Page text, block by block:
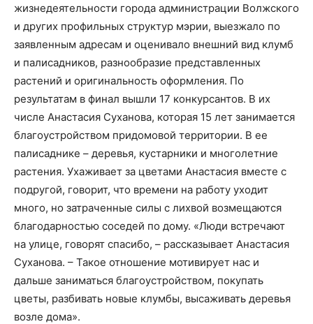
жизнедеятельности города администрации Волжского
и других профильных структур мэрии, выезжало по
заявленным адресам и оценивало внешний вид клумб
и палисадников, разнообразие представленных
растений и оригинальность оформления. По
результатам в финал вышли 17 конкурсантов. В их
числе Анастасия Суханова, которая 15 лет занимается
благоустройством придомовой территории. В ее
палисаднике – деревья, кустарники и многолетние
растения. Ухаживает за цветами Анастасия вместе с
подругой, говорит, что времени на работу уходит
много, но затраченные силы с лихвой возмещаются
благодарностью соседей по дому. «Люди встречают
на улице, говорят спасибо, – рассказывает Анастасия
Суханова. – Такое отношение мотивирует нас и
дальше заниматься благоустройством, покупать
цветы, разбивать новые клумбы, высаживать деревья
возле дома».